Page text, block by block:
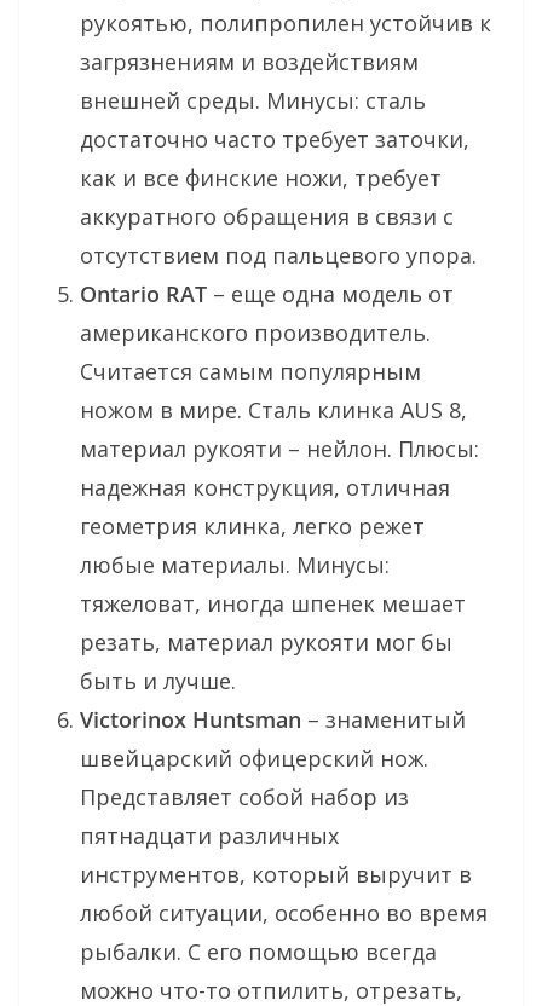
рукоятью, полипропилен устойчив к
загрязнениям и воздействиям
внешней среды. Минусы: сталь
достаточно часто требует заточки,
как и все финские ножи, требует
аккуратного обращения в связи с
отсутствием под пальцевого упора.
Ontario RAT – еще одна модель от
американского производитель.
Считается самым популярным
ножом в мире. Сталь клинка AUS 8,
материал рукояти – нейлон. Плюсы:
надежная конструкция, отличная
геометрия клинка, легко режет
любые материалы. Минусы:
тяжеловат, иногда шпенек мешает
резать, материал рукояти мог бы
быть и лучше.
Victorinox Huntsman – знаменитый
швейцарский офицерский нож.
Представляет собой набор из
пятнадцати различных
инструментов, который выручит в
любой ситуации, особенно во время
рыбалки. С его помощью всегда
можно что-то отпилить, отрезать,